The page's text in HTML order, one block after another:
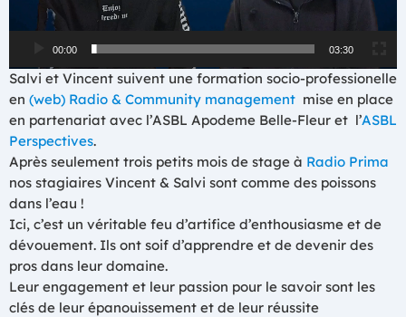
é
o
00:00 03:30
Salvi et Vincent suivent une formation socio-professionelle
en (web) Radio & Community management mise en place
en partenariat avec l’ASBL Apodeme Belle-Fleur et l’ASBL
Perspectives.
Après seulement trois petits mois de stage à Radio Prima
nos stagiaires Vincent & Salvi sont comme des poissons
dans l’eau !
Ici, c’est un véritable feu d’artifice d’enthousiasme et de
dévouement. Ils ont soif d’apprendre et de devenir des
pros dans leur domaine.
Leur engagement et leur passion pour le savoir sont les
clés de leur épanouissement et de leur réussite